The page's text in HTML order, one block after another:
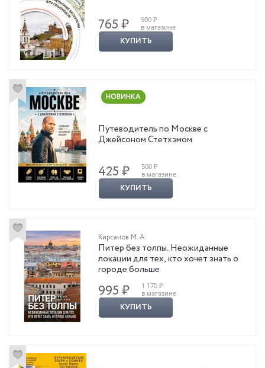
765 ₽
900 ₽
в магазине
КУПИТЬ
НОВИНКА
Путеводитель по Москве с
Джейсоном Стетхэмом
425 ₽
500 ₽
в магазине
КУПИТЬ
Кирсанов М. А.
Питер без толпы. Неожиданные
локации для тех, кто хочет знать о
городе больше
995 ₽
1 170 ₽
в магазине
КУПИТЬ